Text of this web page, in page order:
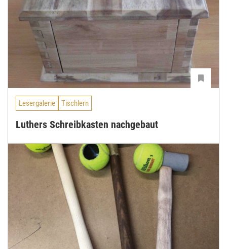
Lesergalerie Tischlern
Luthers Schreibkasten nachgebaut